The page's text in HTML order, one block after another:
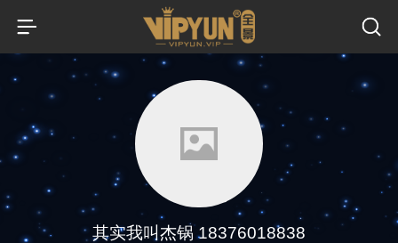
其实我叫杰锅 18376018838